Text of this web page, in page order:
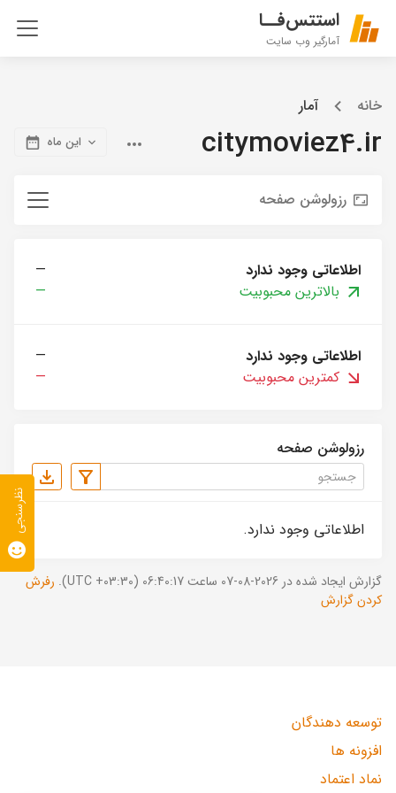
استتس‌فــا
آمارگیر وب سایت
خانه آمار
citymoviez4.ir این ماه
رزولوشن صفحه
اطلاعاتی وجود ندارد
—
بالاترین محبوبیت
—
اطلاعاتی وجود ندارد
—
کمترین محبوبیت
—
رزولوشن صفحه
اطلاعاتی وجود ندارد.
گزارش ایجاد شده در 2026-08-07 ساعت 06:40:17 (UTC +03:30).
رفرش
کردن گزارش
توسعه دهندگان
افزونه ها
نماد اعتماد
نظرسنجی